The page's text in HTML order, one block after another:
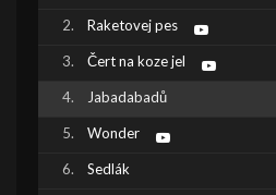
Raketovej pes
Čert na koze jel
Jabadabadů
Wonder
Sedlák